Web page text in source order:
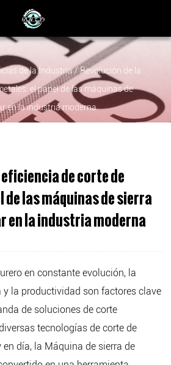
de la Industria/Revolución de la
el papel de las máquinas de
en la industria moderna
de corte de
de las máquinas de sierra
en la industria moderna
en constante evolución, la
y la productividad son factores clave
de soluciones de corte
tecnologías de corte de
día, la Máquina de sierra de